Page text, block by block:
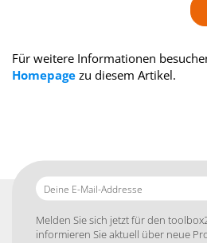
Für weitere Informationen
Homepage zu diesem Artikel.
Deine
E-
Addresse
Melden Sie sich jetzt für den
informieren Sie aktuell über neue